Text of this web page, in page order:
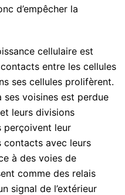
d’empêcher la
cellulaire est
entre les cellules
ses cellules prolifèrent.
voisines est perdue
leurs divisions
perçoivent leur
contacts avec leurs
à des voies de
comme des relais
signal de l’extérieur